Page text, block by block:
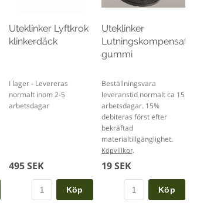
Uteklinker Lyftkrok
klinkerdäck
I lager - Levereras
normalt inom 2-5
arbetsdagar
495 SEK
Köp
Uteklinker
Lutningskompensator
gummi
Beställningsvara
leveranstid normalt ca 15
arbetsdagar. 15%
debiteras först efter
bekräftad
materialtillgänglighet.
Köpvillkor.
19 SEK
Köp